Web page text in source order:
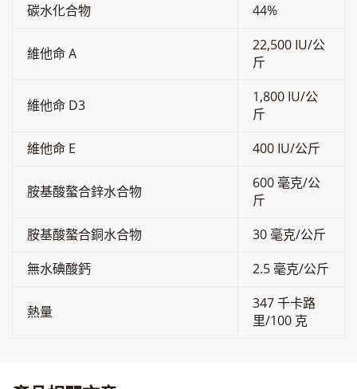
碳水化合物 44%
維他命 A
22,500 IU/公
斤
維他命 D3
1,800 IU/公
斤
維他命 E
400 IU/公斤
胺基酸螯合鋅水合物
600 毫克/公
斤
胺基酸螯合銅水合物
30 毫克/公斤
無水碘酸鈣
2.5 毫克/公斤
熱量
347 千卡路
里/100 克